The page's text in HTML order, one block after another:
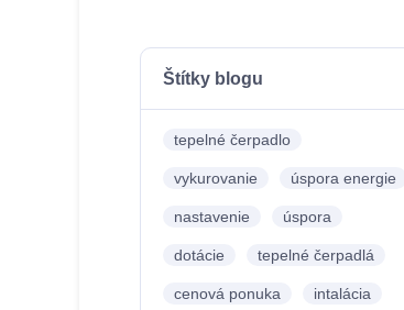
Štítky blogu
tepelné čerpadlo
vykurovanie úspora energie
nastavenie úspora
dotácie tepelné čerpadlá
cenová ponuka intalácia